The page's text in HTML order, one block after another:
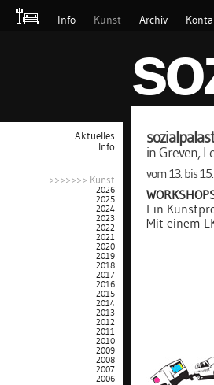
Info Kunst Archiv
Aktuelles
Info
>>>>>>> Kunst
2026
2025
2024
2023
2022
2021
2020
2019
2018
2017
2016
2015
2014
2013
2012
2011
2010
2009
2008
2007
2006
in Greven,
vom 13. bis
Ein
Mit einem